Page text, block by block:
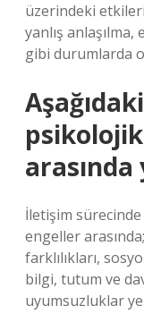
üzerindeki
yanlış
gibi durumlarda
arasında
İletişim
engeller
farklılıkları,
bilgi, tutum ve
uyumsuzluklar